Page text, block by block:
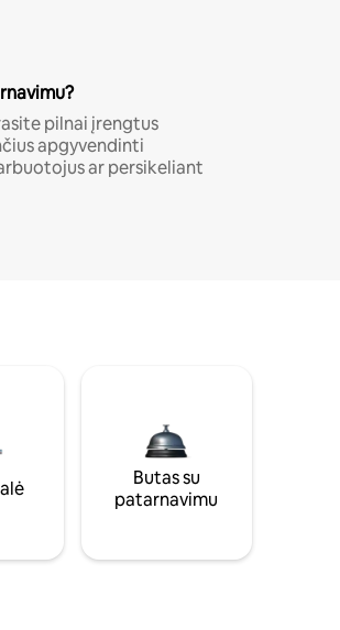
pilnai įrengtus
apgyvendinti
ar persikeliant
Butas su
patarnavimu